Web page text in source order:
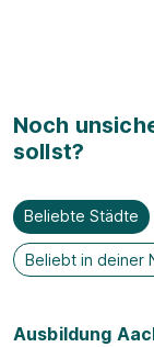
Noch
sollst?
Beliebte Städte
Beliebt in deiner
Ausbildung